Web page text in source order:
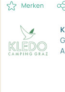
Merken